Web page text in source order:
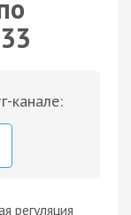
канале:
регуляция